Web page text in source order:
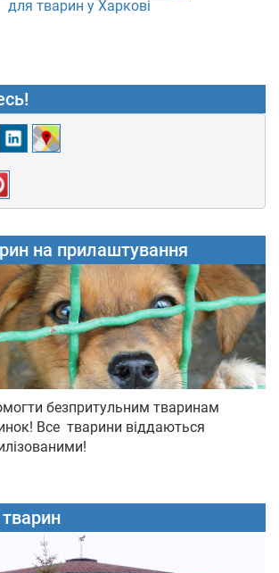
для тварин у Харкові
на прилаштування
безпритульним тваринам
Все тварини віддаються